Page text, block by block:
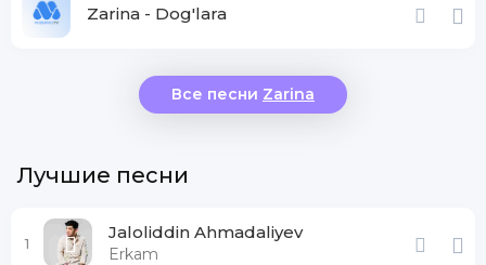
Zarina - Dog'lara
Все песни Zarina
Лучшие песни
1
Jaloliddin Ahmadaliyev
Erkam